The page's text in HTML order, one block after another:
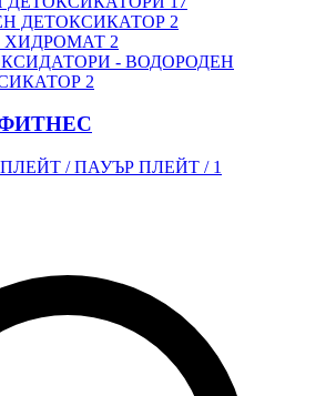
ДЕТОКСИКАТОР 2
ХИДРОМАТ 2
- ВОДОРОДЕН
2
/ ПАУЪР ПЛЕЙТ / 1